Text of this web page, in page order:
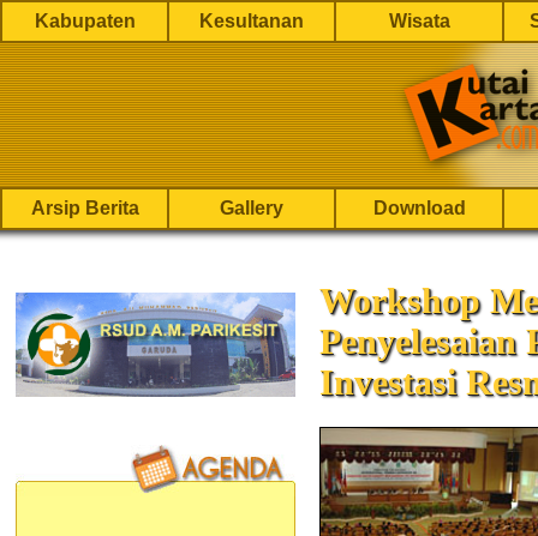
Kabupaten Kesultanan Wisata
Arsip Berita Gallery Download
Workshop
Penyelesaian
Investasi